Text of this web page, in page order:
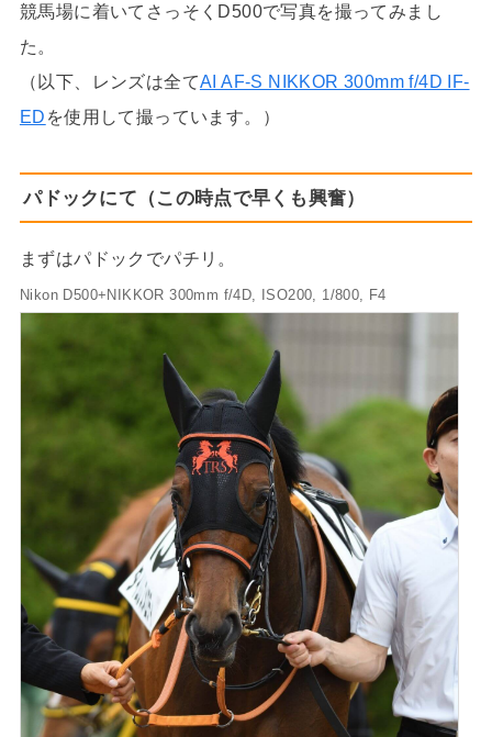
競馬場に着いてさっそくD500で写真を撮ってみまし
た。
（以下、レンズは全てAI AF-S NIKKOR 300mm f/4D IF-
ED を使用して撮っています。）
パドックにて（この時点で早くも興奮）
まずはパドックでパチリ。
Nikon D500+NIKKOR 300mm f/4D, ISO200, 1/800, F4